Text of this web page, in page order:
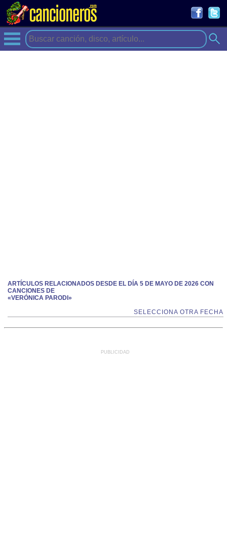
ARTÍCULOS RELACIONADOS DESDE EL DÍA 5 DE MAYO DE 2026 CON
CANCIONES DE
«VERÓNICA PARODI»
SELECCIONA OTRA FECHA
PUBLICIDAD